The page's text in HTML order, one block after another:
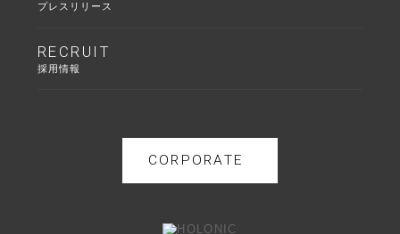
プレスリリース
RECRUIT
採用情報
CORPORATE